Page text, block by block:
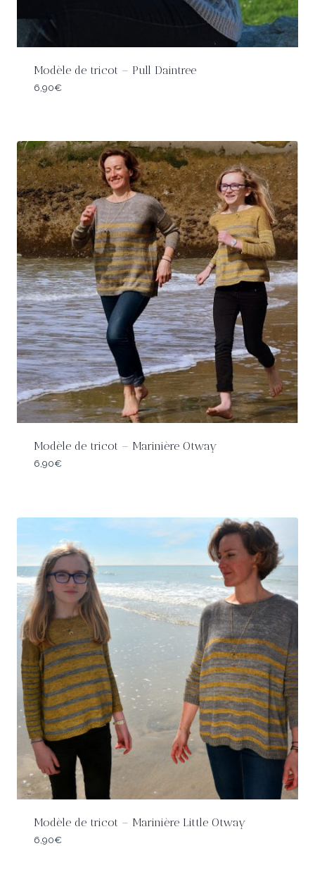
Modèle de tricot – Pull Daintree
6,90€
Modèle de tricot – Marinière Otway
6,90€
Modèle de tricot – Marinière Little Otway
6,90€